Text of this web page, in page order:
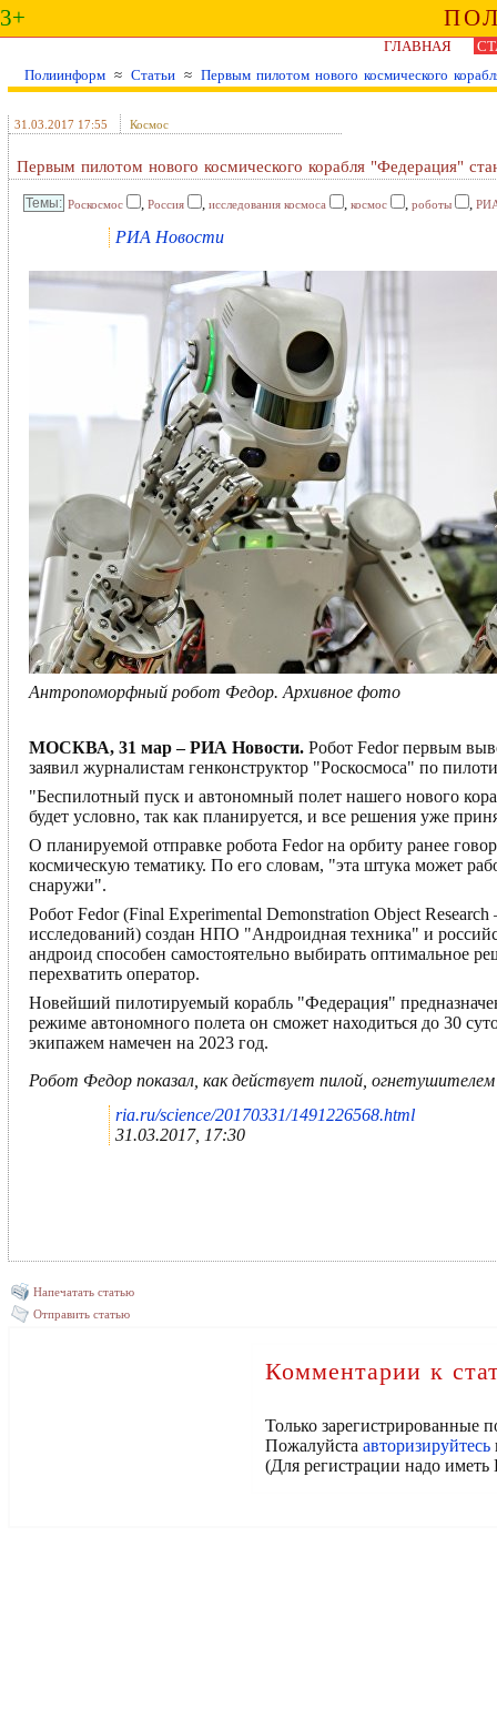
3+
ГЛАВНАЯ
Полиинформ ≈ Статьи ≈ Первым пилотом нового космического
31.03.2017 17:55 Космос
Первым пилотом нового космического корабля "Федерация"
Роскосмос , Россия , исследования космоса , космос , роботы ,
РИА Новости
Антропоморфный робот Федор. Архивное фото
МОСКВА, 31 мар – РИА Новости. Робот Fedor первым
заявил журналистам генконструктор "Роскосмоса" по
"Беспилотный пуск и автономный полет нашего нового
будет условно, так как планируется, и все решения уже
О планируемой отправке робота Fedor на орбиту ранее
космическую тематику. По его словам, "эта штука может
снаружи".
Робот Fedor (Final Experimental Demonstration Object
исследований) создан НПО "Андроидная техника" и
андроид способен самостоятельно выбирать оптимальное
перехватить оператор.
Новейший пилотируемый корабль "Федерация"
режиме автономного полета он сможет находиться до 30
экипажем намечен на 2023 год.
Робот Федор показал, как действует пилой, огнетушителем
ria.ru/science/20170331/1491226568.html
31.03.2017, 17:30
Напечатать статью
Отправить статью
Комментарии к
Только зарегистрированные
Пожалуйста авторизируйтесь
(Для регистрации надо